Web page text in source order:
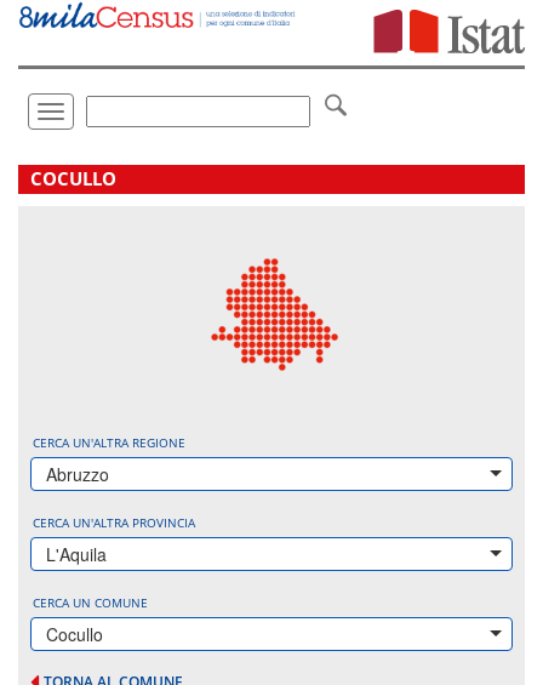
Vai
direttamente
Toggle
navigation
.
COCULLO
CERCA UN'ALTRA REGIONE
Abruzzo
CERCA UN'ALTRA PROVINCIA
L'Aquila
CERCA UN COMUNE
Cocullo